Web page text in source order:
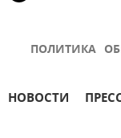
ПОЛИТИКА
НОВОСТИ